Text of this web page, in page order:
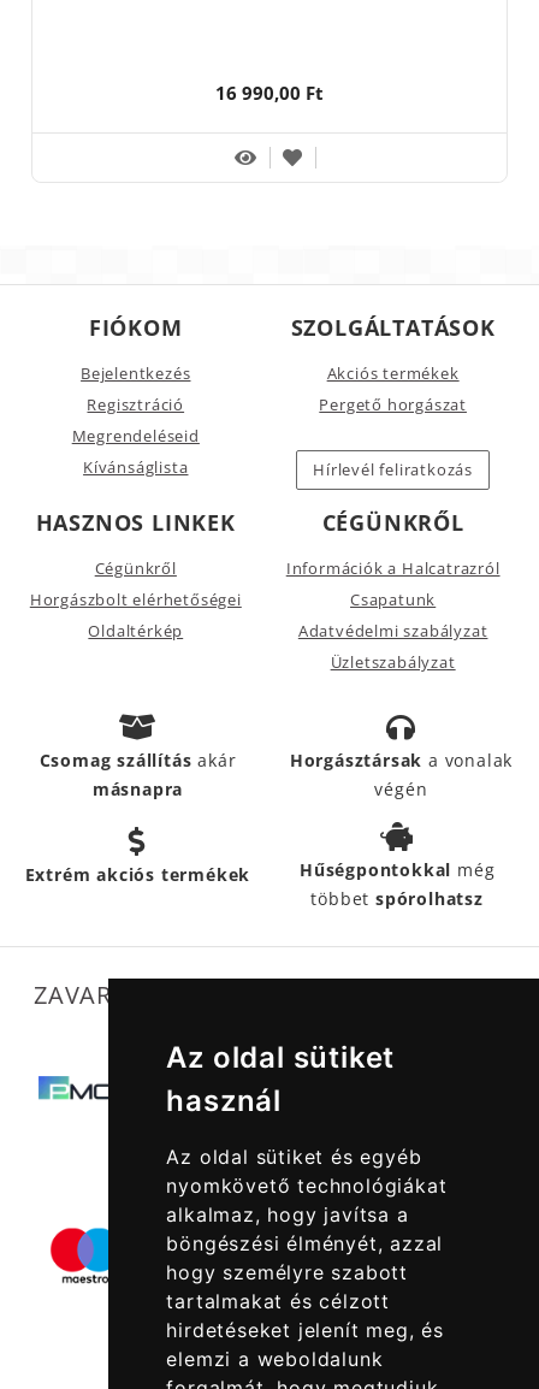
Az oldal sütiket
használ
Az oldal sütiket és egyéb
nyomkövető technológiákat
alkalmaz, hogy javítsa a
böngészési élményét, azzal
hogy személyre szabott
tartalmakat és célzott
hirdetéseket jelenít meg, és
elemzi a weboldalunk
16 990,00 Ft
FIÓKOM
Bejelentkezés
Regisztráció
Megrendeléseid
Kívánságlista
SZOLGÁLTATÁSOK
Akciós termékek
Pergető horgászat
Hírlevél feliratkozás
HASZNOS LINKEK
Cégünkről
Horgászbolt elérhetőségei
Oldaltérkép
CÉGÜNKRŐL
Információk a Halcatrazról
Csapatunk
Adatvédelmi szabályzat
Üzletszabályzat
Csomag szállításakár
másnapra
Horgásztársak a vonalak
végén
Extrém akciós termékek Hűségpontokkal még
többetspórolhatsz
ZAVARTALAN MŰKÖDÉSÜNKET SEGÍTIK